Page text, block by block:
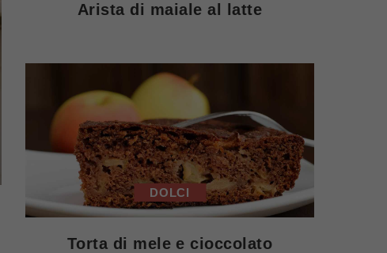
Arista di maiale al latte
DOLCI
Torta di mele e cioccolato